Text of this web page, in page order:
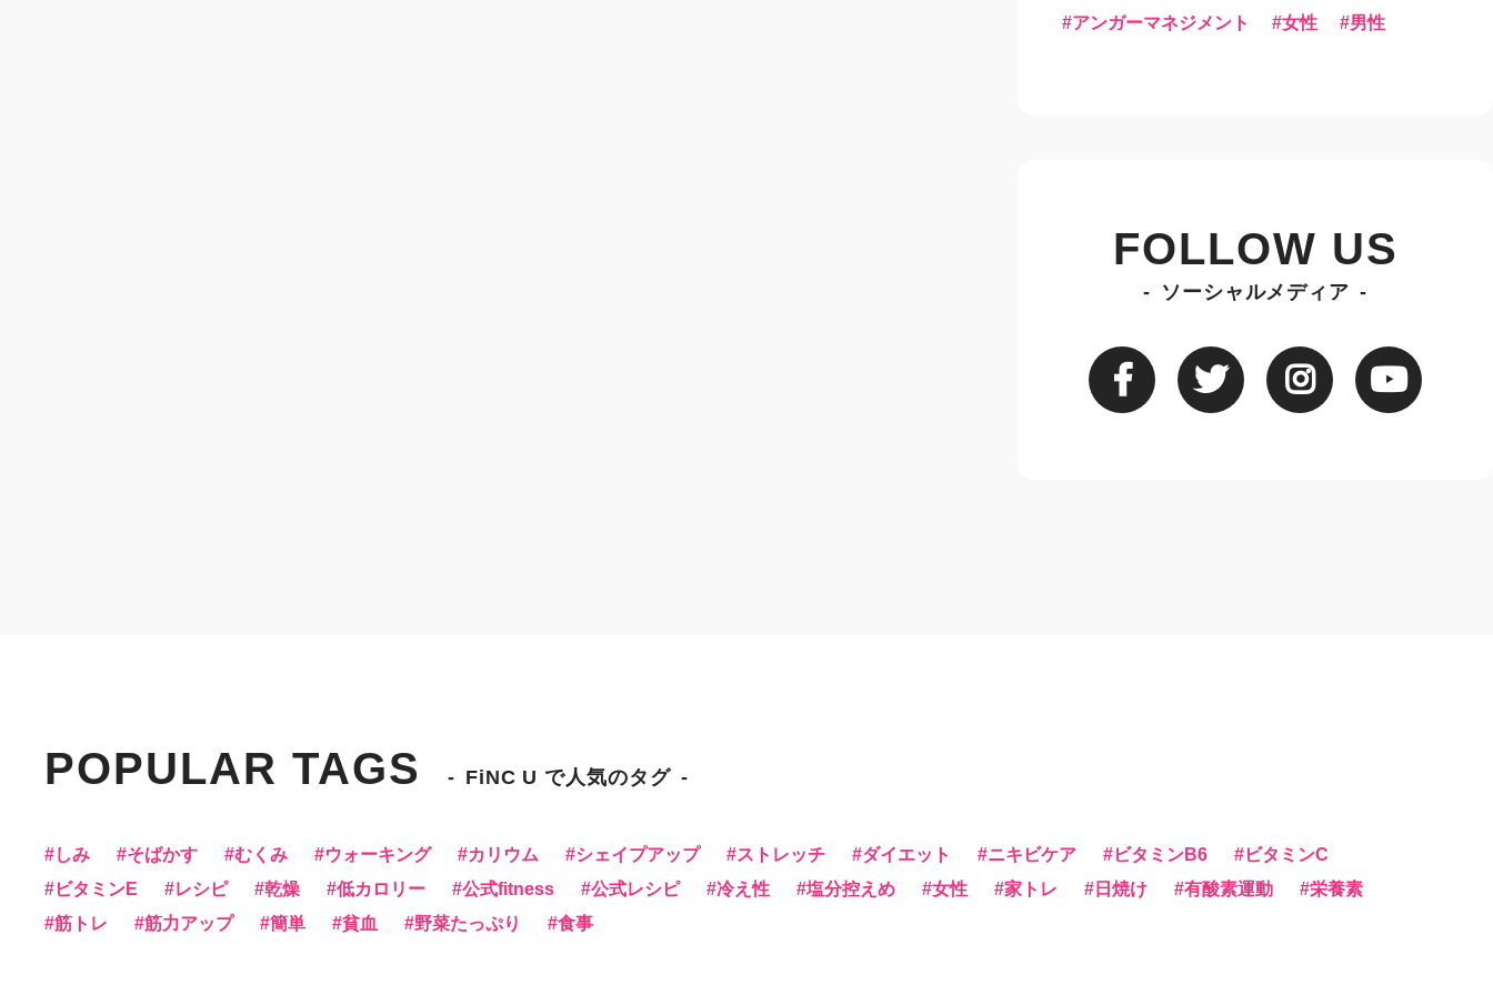
アンガーマネジメント
女性 男性
FOLLOW US
ソーシャルメディア
POPULAR TAGS FiNC U で人気のタグ
しみ そばかす むくみ ウォーキング カリウム シェイプアップ ストレッチ ダイエット ニキビケア ビタミンB6
ビタミンC
ビタミンE
レシピ 乾燥 低カロリー 公式fitness 公式レシピ 冷え性 塩分控えめ 女性 家トレ 日焼け 有酸素運動
栄養素
筋トレ
筋力アップ 簡単 貧血 野菜たっぷり 食事